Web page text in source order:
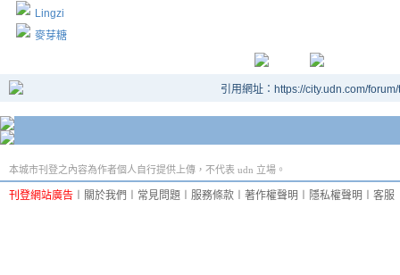
Lingzi
麥芽糖
引用網址：https://city.udn.com/
本城市刊登之內容為作者個人自行提供上傳，不代表 udn 立場。
刊登網站廣告 關於我們 常見問題 服務條款 著作權聲明 隱私權聲明 客服